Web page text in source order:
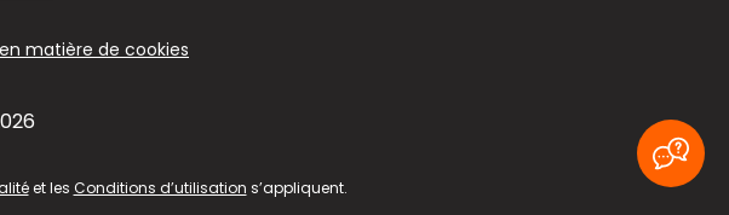
matière de cookies
et les Conditions d’utilisation s’appliquent.